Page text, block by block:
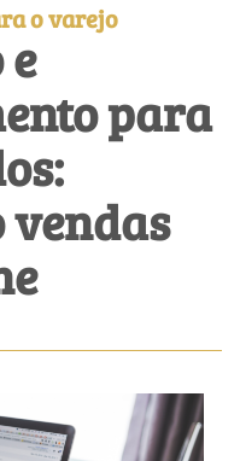
o varejo
para